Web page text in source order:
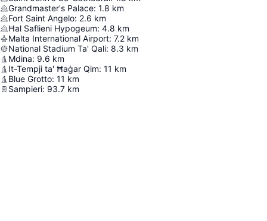
Grandmaster's Palace: 1.8 km
Fort Saint Angelo: 2.6 km
Ħal Saflieni Hypogeum: 4.8 km
Malta International Airport: 7.2 km
National Stadium Ta' Qali: 8.3 km
Mdina: 9.6 km
It-Tempji ta' Ħaġar Qim: 11 km
Blue Grotto: 11 km
Sampieri: 93.7 km